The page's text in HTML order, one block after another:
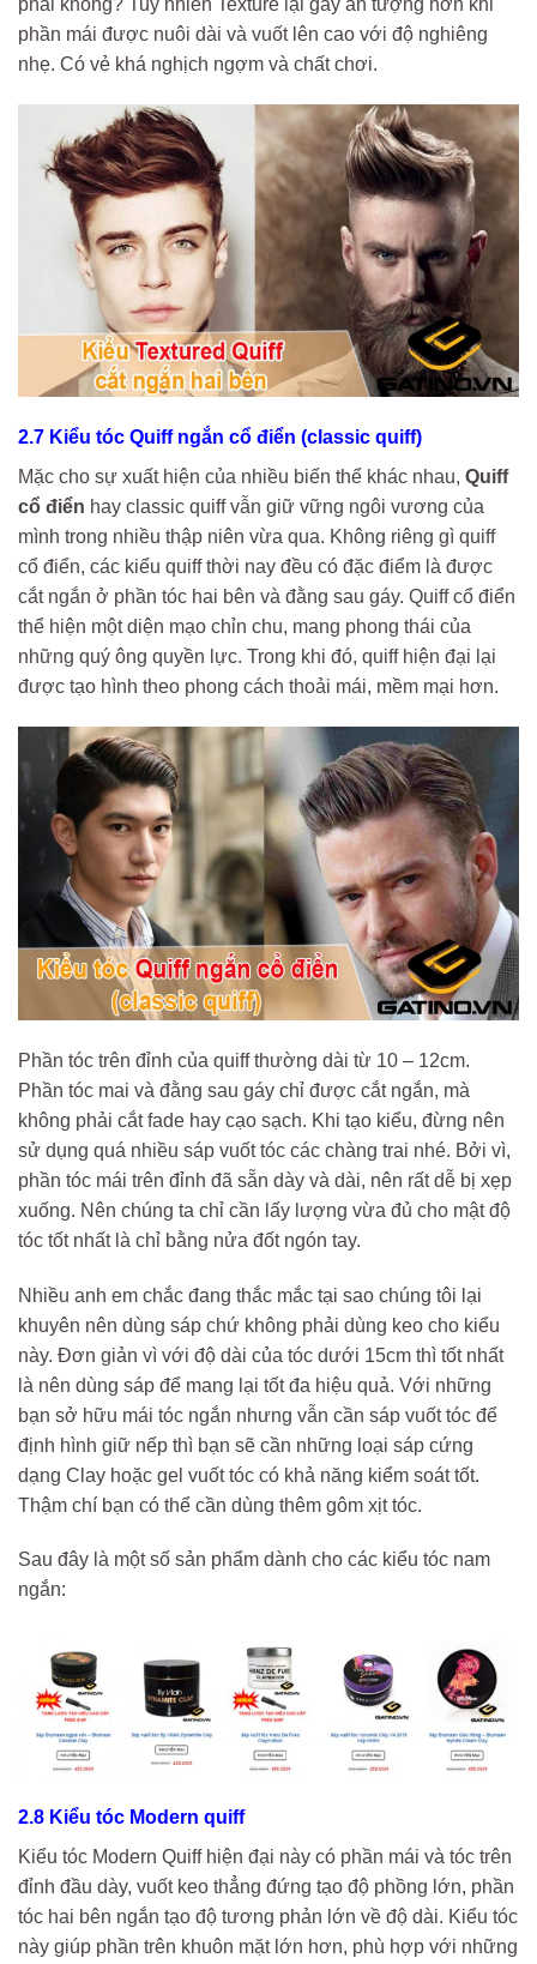
phần mái được nuôi dài và vuốt lên cao với độ nghiêng
nhẹ. Có vẻ khá nghịch ngợm và chất chơi.
2.7 Kiểu tóc Quiff ngắn cổ điển (classic quiff)
Mặc cho sự xuất hiện của nhiều biến thể khác nhau, Quiff
cổ điển hay classic quiff vẫn giữ vững ngôi vương của
mình trong nhiều thập niên vừa qua. Không riêng gì quiff
cổ điển, các kiểu quiff thời nay đều có đặc điểm là được
cắt ngắn ở phần tóc hai bên và đằng sau gáy. Quiff cổ điển
thể hiện một diện mạo chỉn chu, mang phong thái của
những quý ông quyền lực. Trong khi đó, quiff hiện đại lại
được tạo hình theo phong cách thoải mái, mềm mại hơn.
Phần tóc trên đỉnh của quiff thường dài từ 10 – 12cm.
Phần tóc mai và đằng sau gáy chỉ được cắt ngắn, mà
không phải cắt fade hay cạo sạch. Khi tạo kiểu, đừng nên
sử dụng quá nhiều sáp vuốt tóc các chàng trai nhé. Bởi vì,
phần tóc mái trên đỉnh đã sẵn dày và dài, nên rất dễ bị xẹp
xuống. Nên chúng ta chỉ cần lấy lượng vừa đủ cho mật độ
tóc tốt nhất là chỉ bằng nửa đốt ngón tay.
Nhiều anh em chắc đang thắc mắc tại sao chúng tôi lại
khuyên nên dùng sáp chứ không phải dùng keo cho kiểu
này. Đơn giản vì với độ dài của tóc dưới 15cm thì tốt nhất
là nên dùng sáp để mang lại tốt đa hiệu quả. Với những
bạn sở hữu mái tóc ngắn nhưng vẫn cần sáp vuốt tóc để
định hình giữ nếp thì bạn sẽ cần những loại sáp cứng
dạng Clay hoặc gel vuốt tóc có khả năng kiểm soát tốt.
Thậm chí bạn có thể cần dùng thêm gôm xịt tóc.
Sau đây là một số sản phẩm dành cho các kiểu tóc nam
ngắn:
2.8 Kiểu tóc Modern quiff
Kiểu tóc Modern Quiff hiện đại này có phần mái và tóc trên
đỉnh đầu dày, vuốt keo thẳng đứng tạo độ phồng lớn, phần
tóc hai bên ngắn tạo độ tương phản lớn về độ dài. Kiểu tóc
này giúp phần trên khuôn mặt lớn hơn, phù hợp với những